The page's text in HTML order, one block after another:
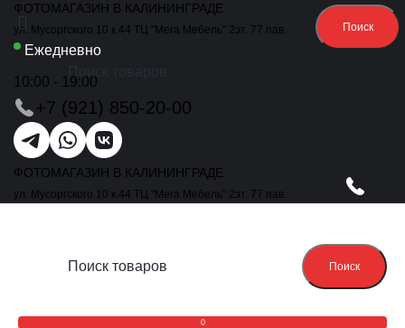
ФОТОМАГАЗИН В КАЛИНИНГРАДЕ
ул. Мусоргского 10 к.44 ТЦ "Мега Мебель" 2эт. 77 пав.
Ежедневно
10:00 - 19:00
+7 (921) 850-20-00
ФОТОМАГАЗИН В КАЛИНИНГРАДЕ
ул. Мусоргского 10 к.44 ТЦ "Мега Мебель" 2эт. 77 пав.
Поиск
0
Поиск